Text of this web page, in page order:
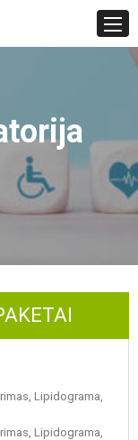
Lipidograma,
Lipidograma,